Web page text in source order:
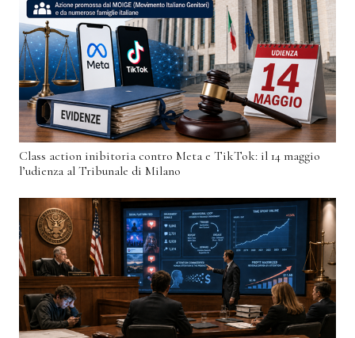
Class action inibitoria contro Meta e TikTok: il 14 maggio
l’udienza al Tribunale di Milano